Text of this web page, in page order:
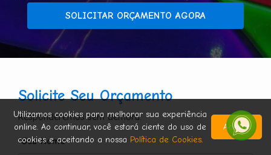
SOLICITAR ORÇAMENTO AGORA
Solicite Seu Orçamento
Responderemos sem demora.
*Seu Nome
Utilizamos cookies para melhorar sua experiência
online. Ao continuar, você estará ciente do uso de
cookies e aceitando a nossa Política de Cookies.
Aceitar